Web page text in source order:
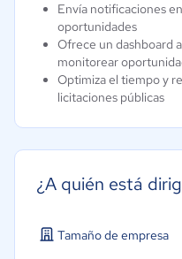
Envía notificaciones
oportunidades
Ofrece un dashboard
monitorear
Optimiza el tiempo y
licitaciones públicas
¿A quién está
Tamaño de empresa